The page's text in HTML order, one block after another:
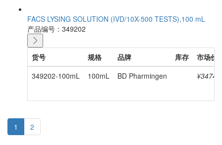
FACS LYSING SOLUTION (IVD/10X-500 TESTS),100 mL
产品编号：349202
货号 规格 品牌 库存
市场价
349202-100mL
100mL BD Pharmingen
1 2